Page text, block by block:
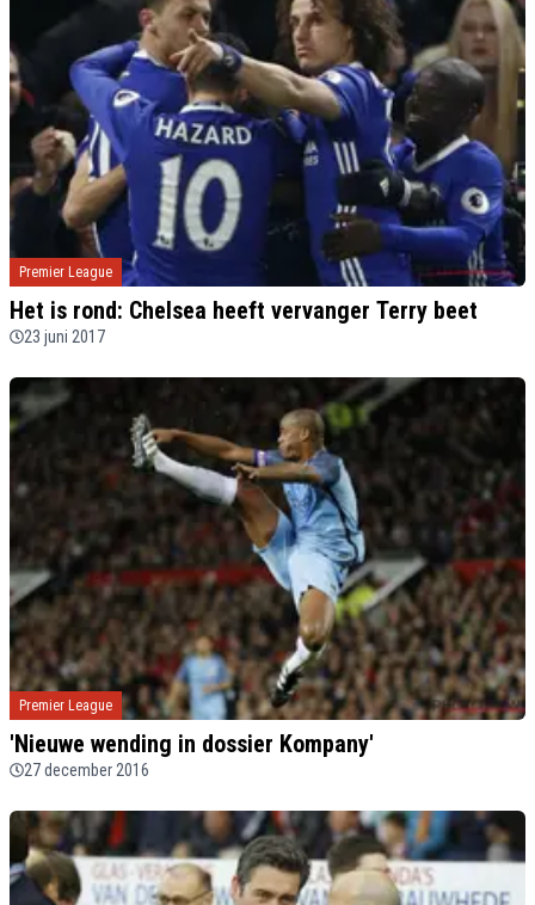
Premier League
Het is rond: Chelsea heeft vervanger Terry beet
23 juni 2017
Premier League
'Nieuwe wending in dossier Kompany'
27 december 2016